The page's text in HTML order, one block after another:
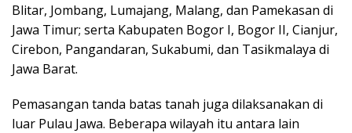
Blitar, Jombang, Lumajang, Malang, dan Pamekasan di
Jawa Timur; serta Kabupaten Bogor I, Bogor II, Cianjur,
Cirebon, Pangandaran, Sukabumi, dan Tasikmalaya di
Jawa Barat.
Pemasangan tanda batas tanah juga dilaksanakan di
luar Pulau Jawa. Beberapa wilayah itu antara lain